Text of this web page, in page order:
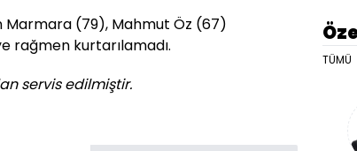
Marmara (79), Mahmut Öz (67)
rağmen kurtarılamadı.
servis edilmiştir.
TÜMÜ